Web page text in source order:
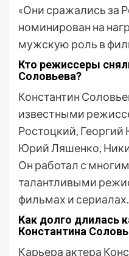
«Они сражались за
номинирован на
мужскую роль в
Кто режиссеры
Соловьева?
Константин
известными
Ростоцкий,
Юрий Ляшенко,
Он работал с
талантливыми
фильмах и сериалах.
Как долго длилась
Константина
Карьера актера